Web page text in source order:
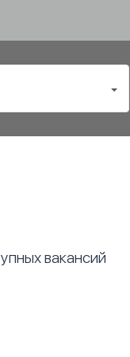
вакансий